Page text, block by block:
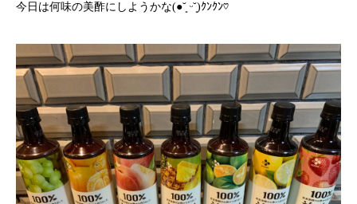
今日は何味の美酢にしようかな(●˘͈ ᵕ˘͈)ｸﾝｸﾝ♡